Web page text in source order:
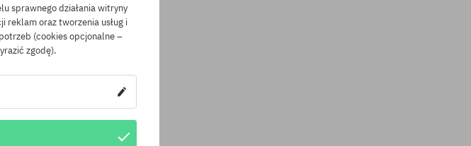
sprawnego działania witryny
reklam oraz tworzenia usług i
(cookies opcjonalne –
zgodę).